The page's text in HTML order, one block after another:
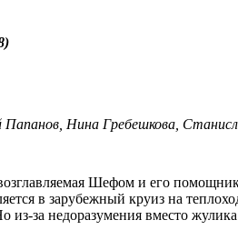
Нина Гребешкова,
в зарубежный круиз на
из-за недоразумения вместо